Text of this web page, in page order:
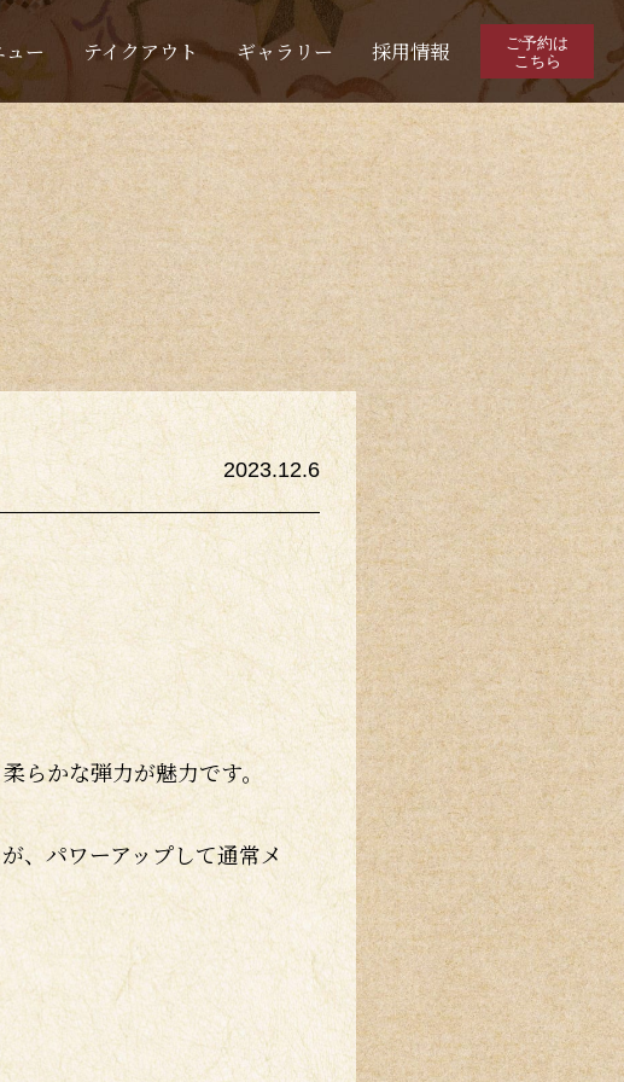
ュー テイクアウト ギャラリー 採用情報
ご予約は
こちら
2023.12.6
らかな弾力が魅力です。
、パワーアップして通常メ